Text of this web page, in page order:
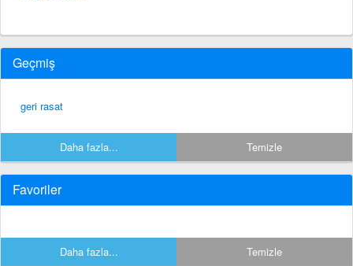
Geçmiş
geri rasat
Daha fazla... Temizle
Favoriler
Daha fazla... Temizle